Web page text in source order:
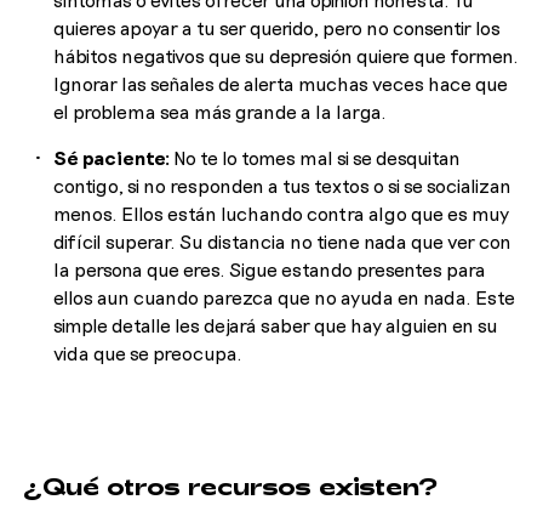
quieres apoyar a tu ser querido, pero no consentir los
hábitos negativos que su depresión quiere que formen.
Ignorar las señales de alerta muchas veces hace que
el problema sea más grande a la larga.
Sé paciente: No te lo tomes mal si se desquitan
contigo, si no responden a tus textos o si se socializan
menos. Ellos están luchando contra algo que es muy
difícil superar. Su distancia no tiene nada que ver con
la persona que eres. Sigue estando presentes para
ellos aun cuando parezca que no ayuda en nada. Este
simple detalle les dejará saber que hay alguien en su
vida que se preocupa.
¿Qué otros recursos existen?